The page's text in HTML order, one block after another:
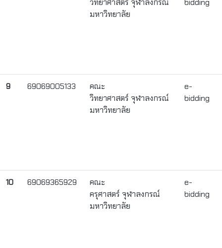
วิทยาศาสตร์ จุฬาลงกรณ์
มหาวิทยาลัย
bidding
9 69069005133
คณะ
วิทยาศาสตร์ จุฬาลงกรณ์
มหาวิทยาลัย
e-
bidding
10 69069365929
คณะ
ครุศาสตร์ จุฬาลงกรณ์
มหาวิทยาลัย
e-
bidding